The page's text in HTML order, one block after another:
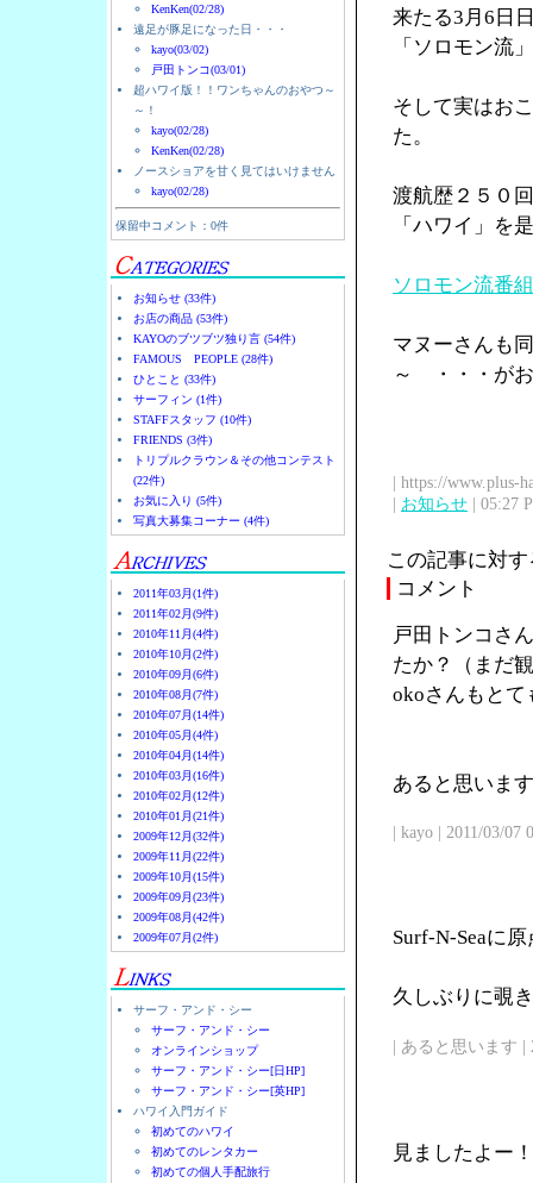
KenKen(02/28)
遠足が豚足になった日・・・
kayo(03/02)
戸田トンコ(03/01)
超ハワイ版！！ワンちゃんのおやつ～
～！
kayo(02/28)
KenKen(02/28)
ノースショアを甘く見てはいけません
kayo(02/28)
保留中コメント：0件
お知らせ (33件)
お店の商品 (53件)
KAYOのブツブツ独り言 (54件)
FAMOUS PEOPLE (28件)
ひとこと (33件)
サーフィン (1件)
STAFFスタッフ (10件)
FRIENDS (3件)
トリプルクラウン＆その他コンテスト
(22件)
お気に入り (5件)
写真大募集コーナー (4件)
2011年03月(1件)
2011年02月(9件)
2010年11月(4件)
2010年10月(2件)
2010年09月(6件)
2010年08月(7件)
2010年07月(14件)
2010年05月(4件)
2010年04月(14件)
2010年03月(16件)
2010年02月(12件)
2010年01月(21件)
2009年12月(32件)
2009年11月(22件)
2009年10月(15件)
2009年09月(23件)
2009年08月(42件)
2009年07月(2件)
サーフ・アンド・シー
サーフ・アンド・シー
オンラインショップ
サーフ・アンド・シー[日HP]
サーフ・アンド・シー[英HP]
ハワイ入門ガイド
初めてのハワイ
初めてのレンタカー
初めての個人手配旅行
来たる3月6日
「ソロモン流
そして実はお
た。
渡航歴２５０
「ハワイ」を
ソロモン流番
マヌーさんも
～ ・・・がお
| https://www.plus-
| お知らせ | 05:27
この記事に対
コメント
戸田トンコさ
たか？（まだ
okoさんもとて
あると思いま
| kayo | 2011/03/07
Surf-N-Seaに
久しぶりに覗
| あると思います |
見ましたよー！